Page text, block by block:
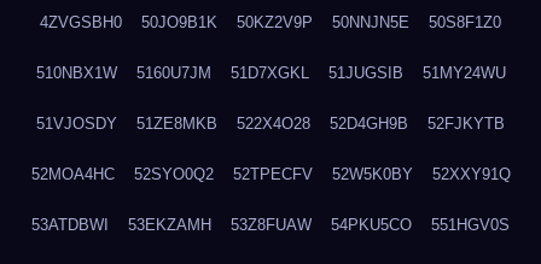
4ZVGSBH0 50JO9B1K 50KZ2V9P 50NNJN5E 50S8F1Z0
510NBX1W 5160U7JM 51D7XGKL 51JUGSIB 51MY24WU
51VJOSDY 51ZE8MKB 522X4O28 52D4GH9B 52FJKYTB
52MOA4HC 52SYO0Q2 52TPECFV 52W5K0BY 52XXY91Q
53ATDBWI 53EKZAMH 53Z8FUAW 54PKU5CO 551HGV0S